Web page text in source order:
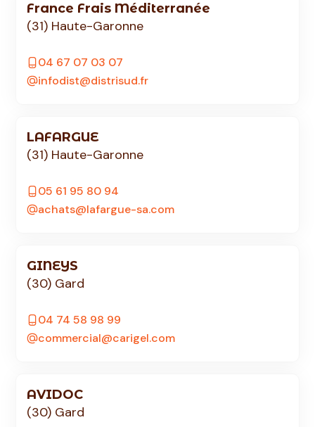
France Frais Méditerranée
(31) Haute-Garonne
04 67 07 03 07
infodist@distrisud.fr
LAFARGUE
(31) Haute-Garonne
05 61 95 80 94
achats@lafargue-sa.com
GINEYS
(30) Gard
04 74 58 98 99
commercial@carigel.com
AVIDOC
(30) Gard